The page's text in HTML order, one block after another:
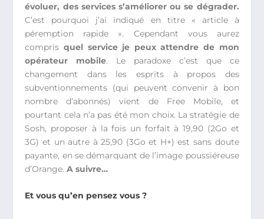
évoluer, des services s’améliorer ou se dégrader.
C’est pourquoi j’ai indiqué en titre « article à
péremption rapide ». Cependant vous aurez
comprisquel service je peux attendre de mon
opérateur mobile. Le paradoxe c’est que ce
changement dans les esprits à propos des
subventionnements (qui peuvent convenir à bon
nombre d’abonnés) vient de Free Mobile, et
pourtant cela n’a pas été mon choix. La stratégie de
Sosh, proposer à la fois un forfait à 19,90 (2Go et
3G) et un autre à 25,90 (3Go et H+) est sans doute
payante, en se démarquant de l’image poussiéreuse
d’Orange.A suivre…
Et vous qu’en pensez vous ?